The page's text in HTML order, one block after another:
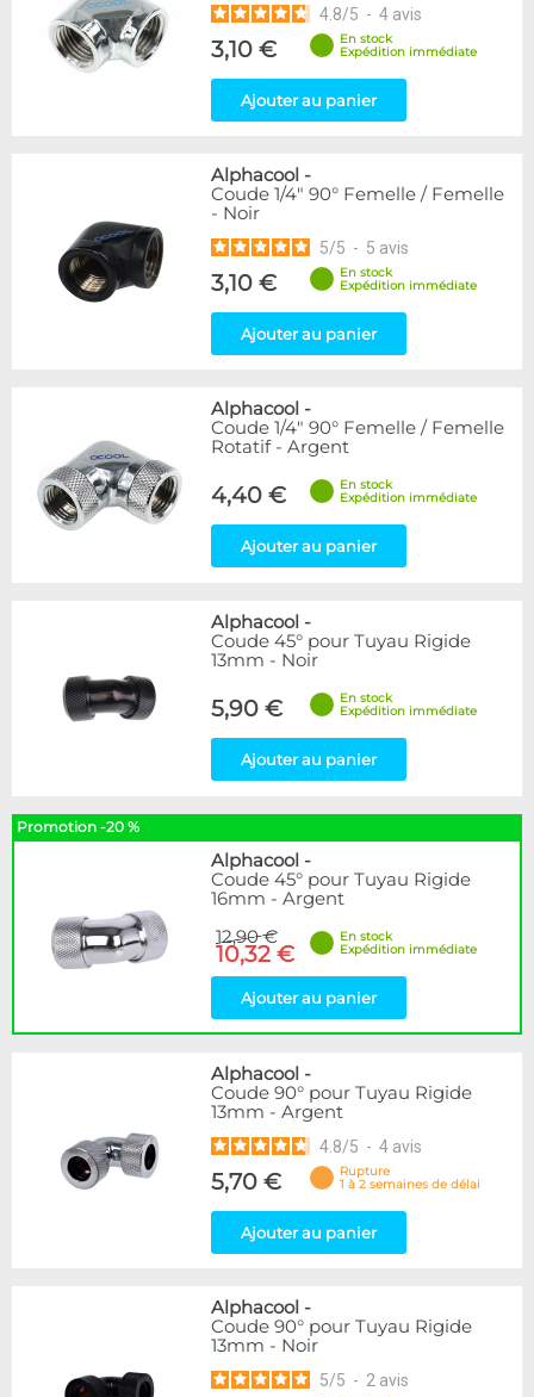
4.8/5 - 4 avis
3,10 €
En stock
Expédition immédiate
Ajouter au panier
Alphacool -
Coude 1/4" 90° Femelle / Femelle
- Noir
5/5 - 5 avis
3,10 €
En stock
Expédition immédiate
Ajouter au panier
Alphacool -
Coude 1/4" 90° Femelle / Femelle
Rotatif - Argent
4,40 €
En stock
Expédition immédiate
Ajouter au panier
Alphacool -
Coude 45° pour Tuyau Rigide
13mm - Noir
5,90 €
En stock
Expédition immédiate
Ajouter au panier
Promotion -20 %
Alphacool -
Coude 45° pour Tuyau Rigide
16mm - Argent
12,90 €
10,32 €
En stock
Expédition immédiate
Ajouter au panier
Alphacool -
Coude 90° pour Tuyau Rigide
13mm - Argent
4.8/5 - 4 avis
5,70 €
Rupture
1 à 2 semaines de délai
Ajouter au panier
Alphacool -
Coude 90° pour Tuyau Rigide
13mm - Noir
5/5 - 2 avis